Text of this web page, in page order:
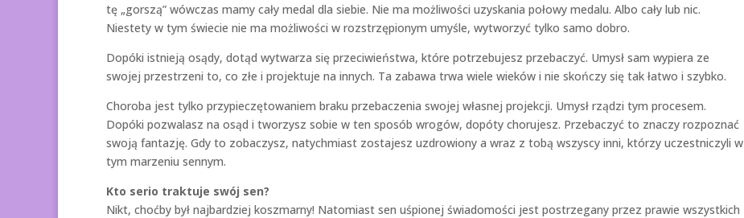
tę „gorszą” wówczas mamy cały medal dla siebie. Nie ma możliwości uzyskania połowy medalu. Albo cały lub nic.
Niestety w tym świecie nie ma możliwości w rozstrzępionym umyśle, wytworzyć tylko samo dobro.
Dopóki istnieją osądy, dotąd wytwarza się przeciwieństwa, które potrzebujesz przebaczyć. Umysł sam wypiera ze
swojej przestrzeni to, co złe i projektuje na innych. Ta zabawa trwa wiele wieków i nie skończy się tak łatwo i szybko.
Choroba jest tylko przypieczętowaniem braku przebaczenia swojej własnej projekcji. Umysł rządzi tym procesem.
Dopóki pozwalasz na osąd i tworzysz sobie w ten sposób wrogów, dopóty chorujesz. Przebaczyć to znaczy rozpoznać
swoją fantazję. Gdy to zobaczysz, natychmiast zostajesz uzdrowiony a wraz z tobą wszyscy inni, którzy uczestniczyli w
tym marzeniu sennym.
Kto serio traktuje swój sen?
Nikt, choćby był najbardziej koszmarny! Natomiast sen uśpionej świadomości jest postrzegany przez prawie wszystkich